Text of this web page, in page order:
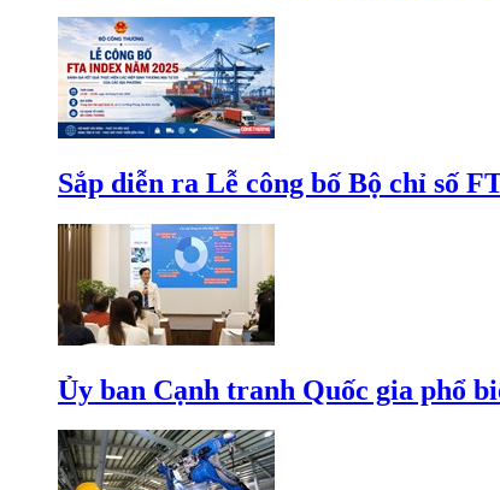
Sắp diễn ra Lễ công bố Bộ chỉ số
Ủy ban Cạnh tranh Quốc gia phổ